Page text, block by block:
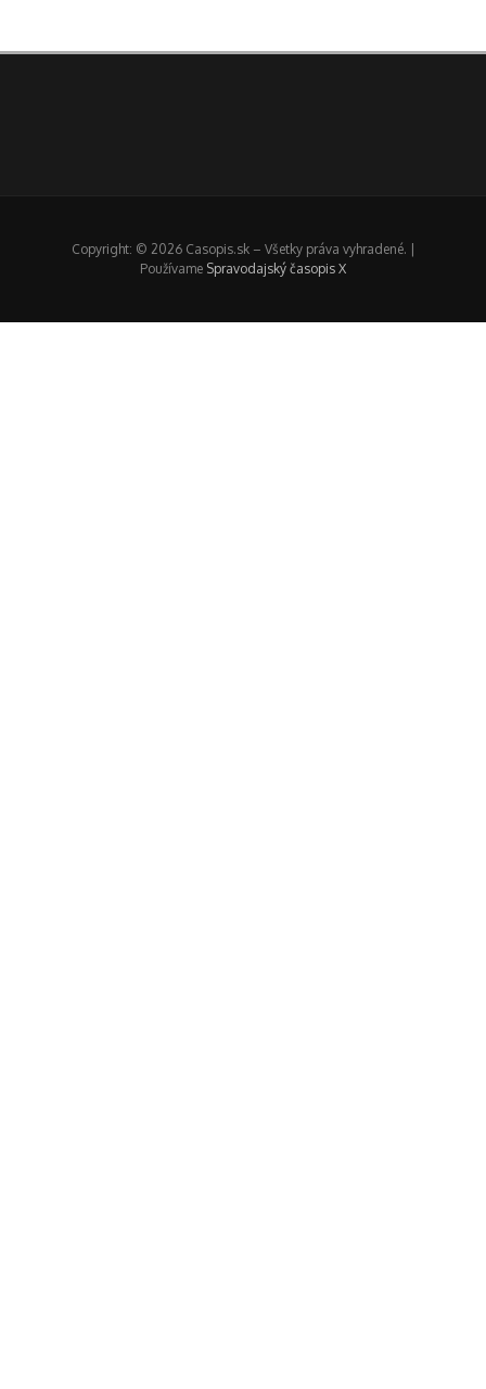
Copyright: © 2026 Casopis.sk – Všetky práva vyhradené. |
Používame Spravodajský časopis X